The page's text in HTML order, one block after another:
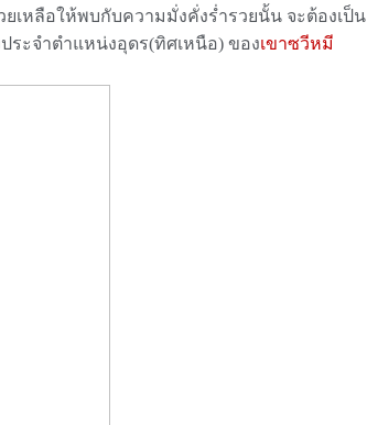
เหลือให้พบกับความมั่งคั่งร่ำรวยนั้น จะต้องเป็น
ะจำตำแหน่งอุดร(ทิศเหนือ) ของเขาซวีหมี